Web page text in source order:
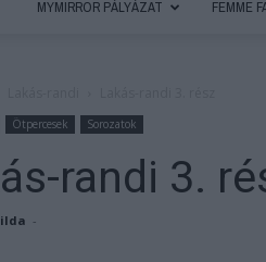
MYMIRROR PÁLYÁZAT FEMME
Ötpercesek Sorozatok
randi 3.
-